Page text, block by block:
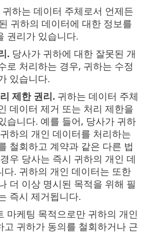
귀하는 데이터 주체로서 언제든
귀하의 데이터에 대한 정보를
권리가 있습니다.
. 당사가 귀하에 대한 잘못된 개
로 처리하는 경우, 귀하는 수정
있습니다.
제한 권리. 귀하는 데이터 주체
데이터 제거 또는 처리 제한을
습니다. 예를 들어, 당사가 귀하
하의 개인 데이터를 처리하는
철회하고 계약과 같은 다른 법
우 당사는 즉시 귀하의 개인 데
다. 귀하의 개인 데이터는 또한
더 이상 명시된 목적을 위해 필
즉시 제거됩니다.
마케팅 목적으로만 귀하의 개인
고 귀하가 동의를 철회하거나 근